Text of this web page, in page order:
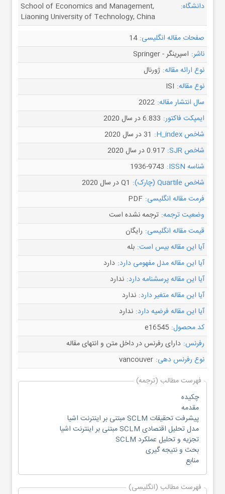
دانشگاه:
School of Economics and Management,
Liaoning University of Technology, China
صفحات مقاله انگلیسی: 14
ناشر: اسپرینگر - Springer
نوع ارائه مقاله: ژورنال
نوع مقاله: ISI
سال انتشار مقاله: 2022
ایمپکت فاکتور: 6.833 در سال 2020
شاخص H_index:
31 در سال 2020
شاخص SJR:
0.917 در سال 2020
شناسه ISSN:
1936-9743
شاخص Quartile (چارک):
Q1 در سال 2020
فرمت مقاله انگلیسی: PDF
وضعیت ترجمه: ترجمه نشده است
قیمت مقاله انگلیسی: رایگان
آیا این مقاله بیس است: بله
آیا این مقاله مدل مفهومی دارد: دارد
آیا این مقاله پرسشنامه دارد: ندارد
آیا این مقاله متغیر دارد: ندارد
آیا این مقاله فرضیه دارد: ندارد
کد محصول: e16545
رفرنس: دارای رفرنس در داخل متن و انتهای مقاله
نوع رفرنس دهی: vancouver
فهرست مطالب (ترجمه)
چکیده
مقدمه
پیشرفت تحقیقات SCLM مبتنی بر اینترنت اشیا
مدل تحلیل اقتصادی SCLM مبتنی بر اینترنت اشیا
تجزیه و تحلیل عملکرد SCLM
بحث و نتیجه گیری
منابع
فهرست مطالب (انگلیسی)